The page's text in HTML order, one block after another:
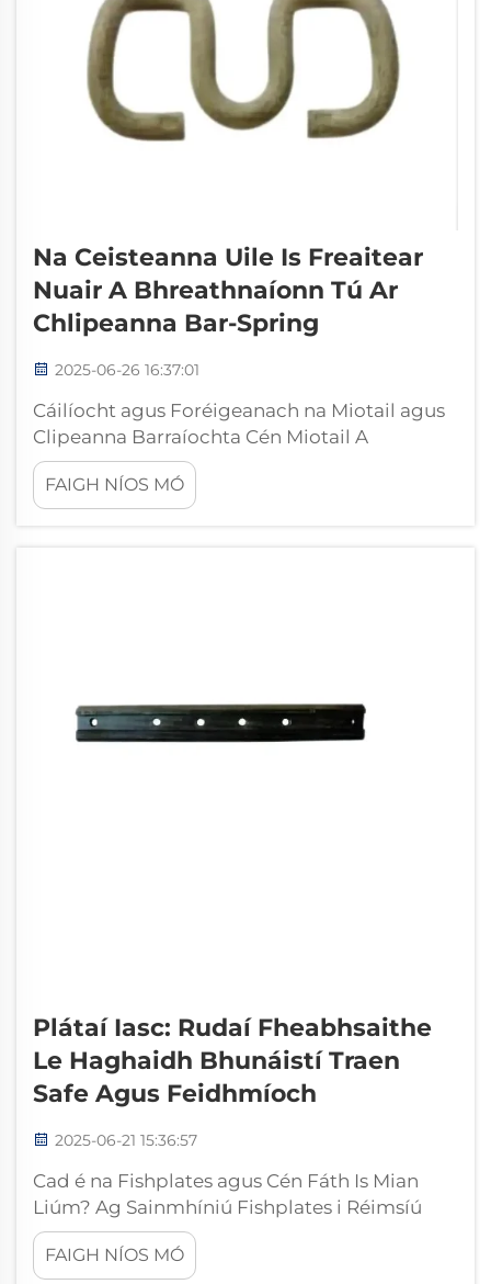
Na Ceisteanna Uile Is Freaitear
Nuair A Bhreathnaíonn Tú Ar
Chlipeanna Bar-Spring
2025-06-26 16:37:01
Cáilíocht agus Foréigeanach na Miotail agus
Clipeanna Barraíochta Cén Miotail A
Chinntíonn Foréigeanacht Ar Fhad? Tá an t-
ábhar úsáidte tábhachtach don
fhoréigeanacht agus éifeachtúlacht
FAIGH NÍOS MÓ
Plátaí Iasc: Rudaí Fheabhsaithe
Le Haghaidh Bhunáistí Traen
Safe Agus Feidhmíoch
2025-06-21 15:36:57
Cad é na Fishplates agus Cén Fáth Is Mian
Liúm? Ag Sainmhíniú Fishplates i Réimsíú
Iarnróidhe Is é Fishplates, plátaí splicé nó
naisc róil na codanna tábhachtach i gcóras
FAIGH NÍOS MÓ